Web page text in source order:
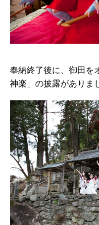
奉納終了後に、御田を
神楽」の披露がありま